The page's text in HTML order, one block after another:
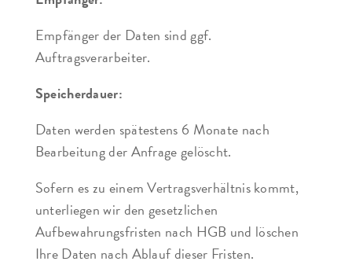
Empfänger der Daten sind ggf.
Auftragsverarbeiter.
Speicherdauer:
Daten werden spätestens 6 Monate nach
Bearbeitung der Anfrage gelöscht.
Sofern es zu einem Vertragsverhältnis kommt,
unterliegen wir den gesetzlichen
Aufbewahrungsfristen nach HGB und löschen
Ihre Daten nach Ablauf dieser Fristen.